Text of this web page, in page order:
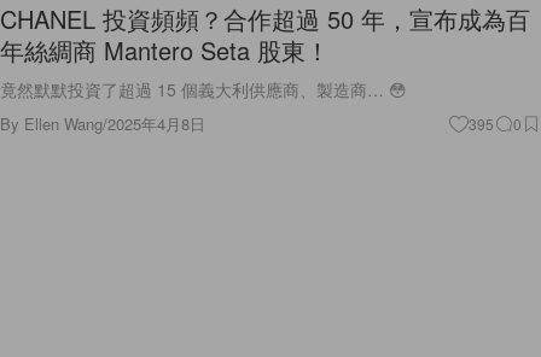
CHANEL 投資頻頻？合作超過 50 年，宣布成為百
年絲綢商 Mantero Seta 股東！
竟然默默投資了超過 15 個義大利供應商、製造商… 😳
By Ellen Wang/2025年4月8日 395 0